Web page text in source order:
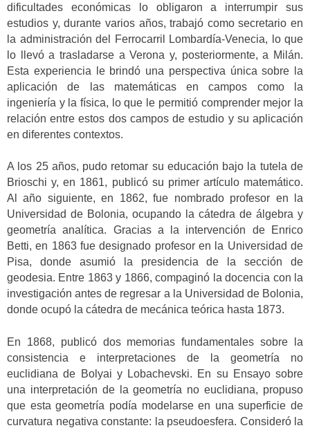
dificultades económicas lo obligaron a interrumpir sus
estudios y, durante varios años, trabajó como secretario en
la administración del Ferrocarril Lombardía-Venecia, lo que
lo llevó a trasladarse a Verona y, posteriormente, a Milán.
Esta experiencia le brindó una perspectiva única sobre la
aplicación de las matemáticas en campos como la
ingeniería y la física, lo que le permitió comprender mejor la
relación entre estos dos campos de estudio y su aplicación
en diferentes contextos.
A los 25 años, pudo retomar su educación bajo la tutela de
Brioschi y, en 1861, publicó su primer artículo matemático.
Al año siguiente, en 1862, fue nombrado profesor en la
Universidad de Bolonia, ocupando la cátedra de álgebra y
geometría analítica. Gracias a la intervención de Enrico
Betti, en 1863 fue designado profesor en la Universidad de
Pisa, donde asumió la presidencia de la sección de
geodesia. Entre 1863 y 1866, compaginó la docencia con la
investigación antes de regresar a la Universidad de Bolonia,
donde ocupó la cátedra de mecánica teórica hasta 1873.
En 1868, publicó dos memorias fundamentales sobre la
consistencia e interpretaciones de la geometría no
euclidiana de Bolyai y Lobachevski. En su Ensayo sobre
una interpretación de la geometría no euclidiana, propuso
que esta geometría podía modelarse en una superficie de
curvatura negativa constante: la pseudoesfera. Consideró la